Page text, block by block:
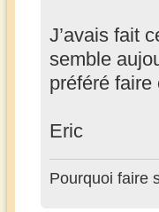
J’avais fait
semble
préféré
Eric
Pourquoi faire